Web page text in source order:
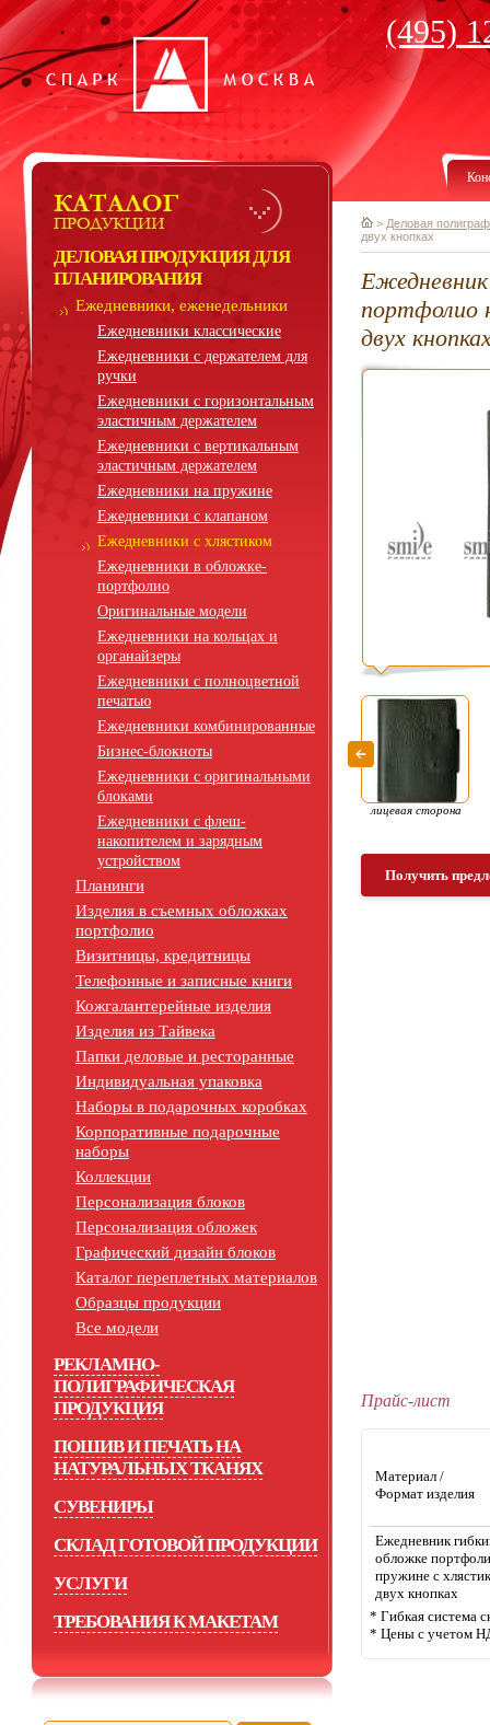
(495)
ДЕЛОВАЯ ПРОДУКЦИЯ ДЛЯ
ПЛАНИРОВАНИЯ
Ежедневники, еженедельники
Ежедневники классические
Ежедневники с держателем для
ручки
Ежедневники с горизонтальным
эластичным держателем
Ежедневники с вертикальным
эластичным держателем
Ежедневники на пружине
Ежедневники с клапаном
Ежедневники с хлястиком
Ежедневники в обложке-
портфолио
Оригинальные модели
Ежедневники на кольцах и
органайзеры
Ежедневники с полноцветной
печатью
Ежедневники комбинированные
Бизнес-блокноты
Ежедневники с оригинальными
блоками
Ежедневники с флеш-
накопителем и зарядным
устройством
Планинги
Изделия в съемных обложках
портфолио
Визитницы, кредитницы
Телефонные и записные книги
Кожгалантерейные изделия
Изделия из Тайвека
Папки деловые и ресторанные
Индивидуальная упаковка
Наборы в подарочных коробках
Корпоративные подарочные
наборы
Коллекции
Персонализация блоков
Персонализация обложек
Графический дизайн блоков
Каталог переплетных материалов
Образцы продукции
Все модели
РЕКЛАМНО-
ПОЛИГРАФИЧЕСКАЯ
ПРОДУКЦИЯ
ПОШИВ И ПЕЧАТЬ НА
НАТУРАЛЬНЫХ ТКАНЯХ
СУВЕНИРЫ
СКЛАД ГОТОВОЙ ПРОДУКЦИИ
УСЛУГИ
ТРЕБОВАНИЯ К МАКЕТАМ
> Деловая
двух кнопках
портфолио
двух
лицевая сторона
Получить
Прайс-лист
Материал /
Формат изделия
Ежедневник
обложке
пружине с
двух кнопках
* Гибкая система
* Цены с учетом